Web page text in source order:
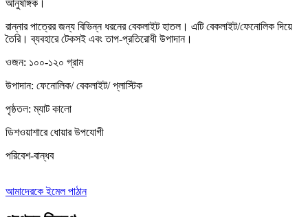
আনুষঙ্গিক।
রান্নার পাত্রের জন্য বিভিন্ন ধরনের বেকলাইট হাতল। এটি বেকলাইট/ফেনোলিক দিয়ে
তৈরি। ব্যবহারে টেকসই এবং তাপ-প্রতিরোধী উপাদান।
ওজন: ১০০-১২০ গ্রাম
উপাদান: ফেনোলিক/ বেকলাইট/ প্লাস্টিক
পৃষ্ঠতল: ম্যাট কালো
ডিশওয়াশারে ধোয়ার উপযোগী
পরিবেশ-বান্ধব
আমাদেরকে ইমেল পাঠান